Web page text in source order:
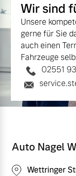
Wir sind
Unsere
gerne für Sie
auch einen
Fahrzeuge
02551
Auto Nagel
Wettringer